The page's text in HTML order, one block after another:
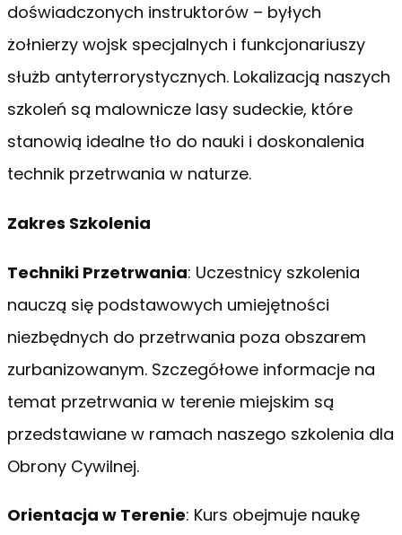
doświadczonych instruktorów – byłych
żołnierzy wojsk specjalnych i funkcjonariuszy
służb antyterrorystycznych. Lokalizacją naszych
szkoleń są malownicze lasy sudeckie, które
stanowią idealne tło do nauki i doskonalenia
technik przetrwania w naturze.
Zakres Szkolenia
Techniki Przetrwania: Uczestnicy szkolenia
nauczą się podstawowych umiejętności
niezbędnych do przetrwania poza obszarem
zurbanizowanym. Szczegółowe informacje na
temat przetrwania w terenie miejskim są
przedstawiane w ramach naszego szkolenia dla
Obrony Cywilnej.
Orientacja w Terenie: Kurs obejmuje naukę